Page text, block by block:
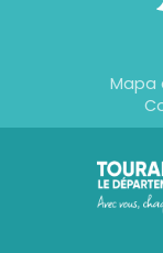
Mapa